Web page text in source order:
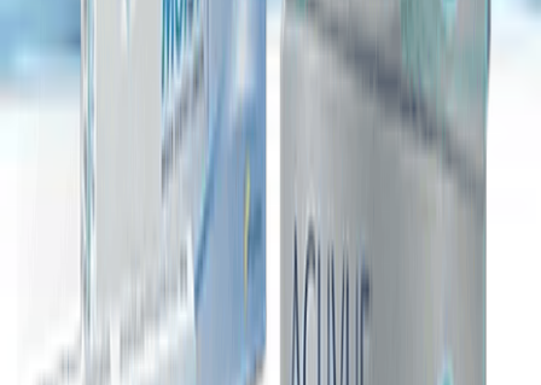
Siparişiniz hemen hazırlanmaya başlanır ve kargo ile
adresinize teslim edilir. Sipariş durumunuzu "Hesabım"
bölümünden takip edebilirsiniz.
Lensoptikal
, dünyaca ünlü kontakt lens markalarını en
uygun fiyatlarla sizlere sunar. Tüm ürünlerimiz orijinal ve
barkodludur. Hızlı kargo, güvenli alışveriş ve kaliteli
hizmet garantisiyle size en iyi deneyimi yaşatıyoruz.
Her Zaman Yardımcı Olmaya Hazırız!
Sorularınız mı var? Siparişlerinizle ilgili yardıma mı
ihtiyacınız var? Lensoptikal'in güler yüzlü ve uzman
müşteri hizmetleri ekibi, size destek olmak için her
zaman burada.